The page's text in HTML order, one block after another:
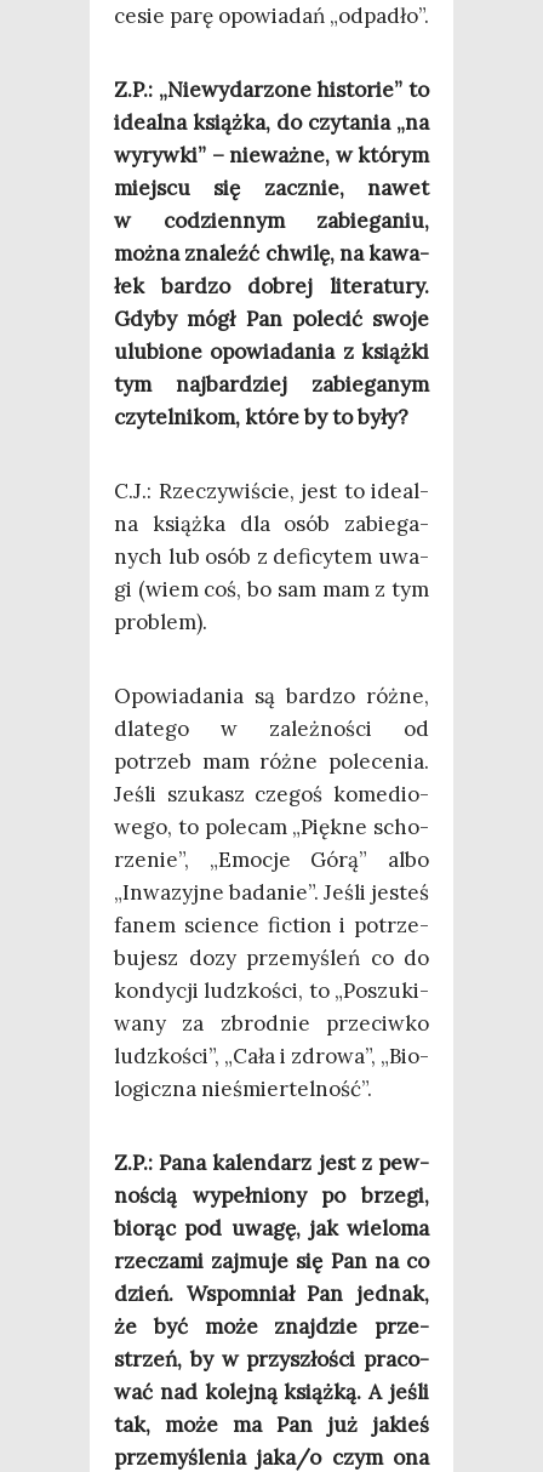
ce­sie parę opo­wia­dań „odpa­dło”.
Z.P.: „Nie­wy­da­rzo­ne histo­rie” to
ide­al­na książ­ka, do czy­ta­nia „na
wyryw­ki” – nie­waż­ne, w któ­rym
miej­scu się zacznie, nawet
w codzien­nym zabie­ga­niu,
moż­na zna­leźć chwi­lę, na kawa­
łek bar­dzo dobrej lite­ra­tu­ry.
Gdy­by mógł Pan pole­cić swo­je
ulu­bio­ne opo­wia­da­nia z książ­ki
tym naj­bar­dziej zabie­ga­nym
czy­tel­ni­kom, któ­re by to były?
C.J.: Rze­czy­wi­ście, jest to ide­al­
na książ­ka dla osób zabie­ga­
nych lub osób z defi­cy­tem uwa­
gi (wiem coś, bo sam mam z tym
problem).
Opo­wia­da­nia są bar­dzo róż­ne,
dla­te­go w zależ­no­ści od
potrzeb mam róż­ne pole­ce­nia.
Jeśli szu­kasz cze­goś kome­dio­
we­go, to pole­cam „Pięk­ne scho­
rze­nie”, „Emo­cje Górą” albo
„Inwa­zyj­ne bada­nie”. Jeśli jesteś
fanem scien­ce fic­tion i potrze­
bu­jesz dozy prze­my­śleń co do
kon­dy­cji ludz­ko­ści, to „Poszu­ki­
wa­ny za zbrod­nie prze­ciw­ko
ludz­ko­ści”, „Cała i zdro­wa”, „Bio­
lo­gicz­na nieśmiertelność”.
Z.P.: Pana kalen­darz jest z pew­
no­ścią wypeł­nio­ny po brze­gi,
bio­rąc pod uwa­gę, jak wie­lo­ma
rze­cza­mi zaj­mu­je się Pan na co
dzień. Wspo­mniał Pan jed­nak,
że być może znaj­dzie prze­
strzeń, by w przy­szło­ści pra­co­
wać nad kolej­ną książ­ką. A jeśli
tak, może ma Pan już jakieś
prze­my­śle­nia jaka/o czym ona